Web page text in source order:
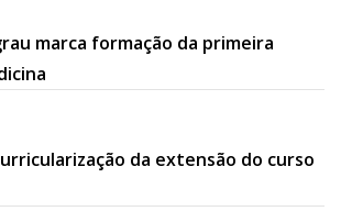
marca formação da primeira
da extensão do curso